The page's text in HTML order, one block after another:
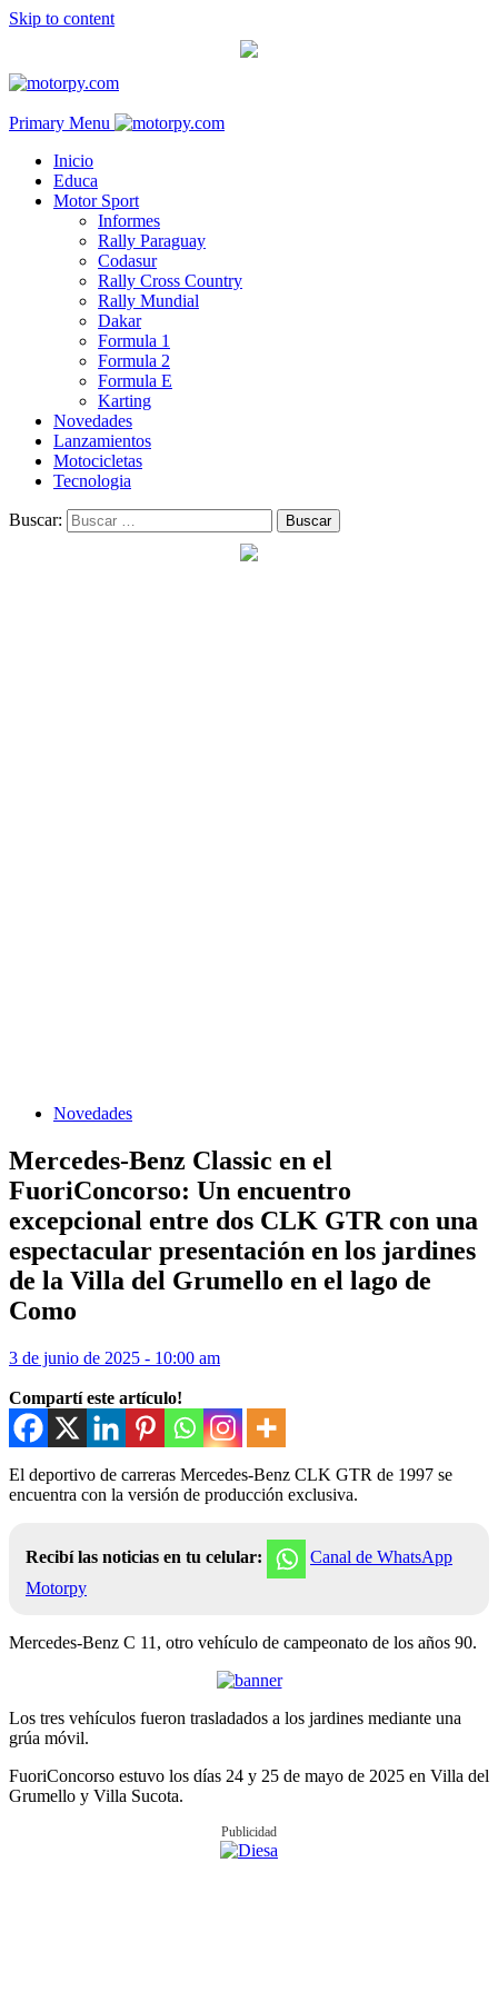
Skip to content
Primary Menu
Inicio
Educa
Motor Sport
Informes
Rally Paraguay
Codasur
Rally Cross Country
Rally Mundial
Dakar
Formula 1
Formula 2
Formula E
Karting
Novedades
Lanzamientos
Motocicletas
Tecnologia
Buscar:
Novedades
Mercedes-Benz Classic en el
FuoriConcorso: Un encuentro
excepcional entre dos CLK GTR con una
espectacular presentación en los jardines
de la Villa del Grumello en el lago de
Como
3 de junio de 2025 - 10:00 am
Compartí este artículo!
El deportivo de carreras Mercedes-Benz CLK GTR de 1997 se
encuentra con la versión de producción exclusiva.
Recibí las noticias en tu celular:
Canal de WhatsApp
Motorpy
Mercedes-Benz C 11, otro vehículo de campeonato de los años 90.
Los tres vehículos fueron trasladados a los jardines mediante una
grúa móvil.
FuoriConcorso estuvo los días 24 y 25 de mayo de 2025 en Villa del
Grumello y Villa Sucota.
Publicidad